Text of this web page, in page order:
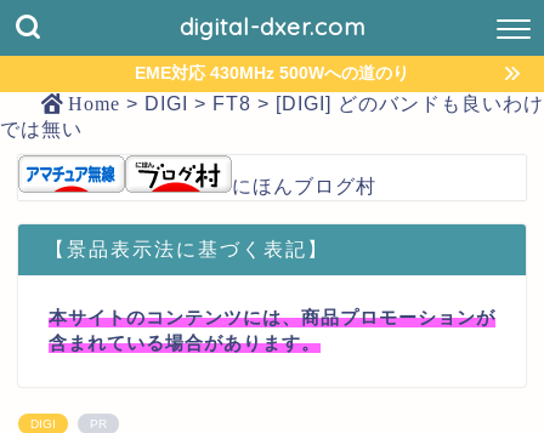
digital-dxer.com
EME対応 430MHz 500Wへの道のり
Home > DIGI > FT8 > [DIGI] どのバンドも良いわけ
では無い
にほんブログ村
【景品表示法に基づく表記】
本サイトのコンテンツには、商品プロモーションが
含まれている場合があります。
DIGI PR